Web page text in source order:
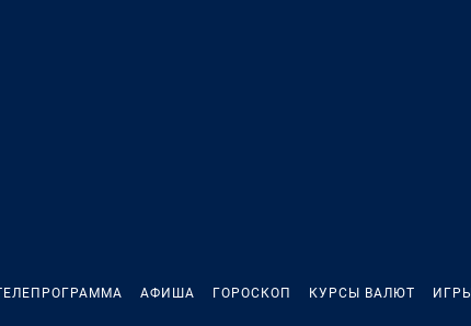
АФИША ГОРОСКОП КУРСЫ ВАЛЮТ ИГРЫ